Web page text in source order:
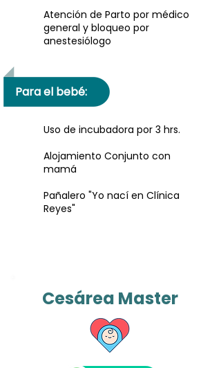
Atención de Parto por médico
general y bloqueo por
anestesiólogo
Para el bebé:
Uso de incubadora por 3 hrs.
Alojamiento Conjunto con
mamá
Pañalero "Yo nací en Clínica
Reyes"
Cesárea Master